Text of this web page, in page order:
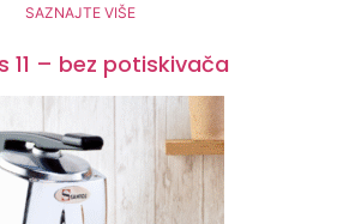
SAZNAJTE VIŠE
11 – bez potiskivača